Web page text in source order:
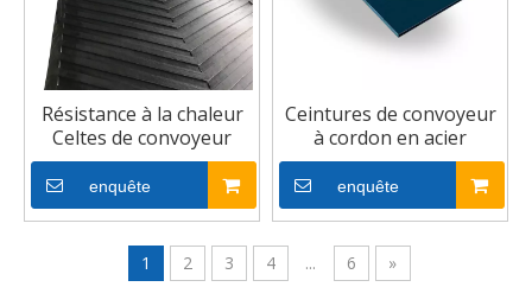
Résistance à la chaleur
Celtes de convoyeur
enquête
Ceintures de convoyeur
à cordon en acier
enquête
1 2 3 4 ... 6 »